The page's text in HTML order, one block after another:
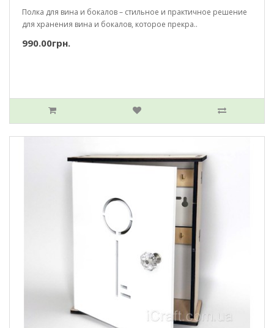
Полка для вина и бокалов – стильное и практичное решение
для хранения вина и бокалов, которое прекра..
990.00грн.